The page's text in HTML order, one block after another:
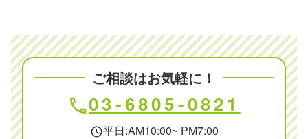
ご相談はお気軽に！
phone03-6805-0821
schedule平日:AM10:00~ PM7:00